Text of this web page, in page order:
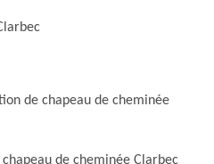
de chapeau de cheminée
de cheminée Clarbec